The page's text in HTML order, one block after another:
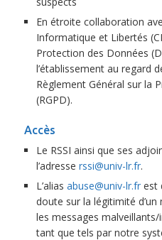
En étroite collaboration
Informatique et Libertés
Protection des Données
l’établissement au regard
Règlement Général sur la
(RGPD).
Accès
Le RSSI ainsi que ses
l’adresse rssi@univ-lr.fr.
L’alias abuse@univ-lr.fr est
doute sur la légitimité
les messages
tant que tels par notre